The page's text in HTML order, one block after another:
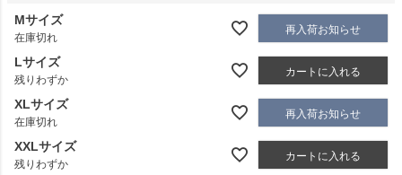
Mサイズ
在庫切れ
再入荷お知らせ
Lサイズ
残りわずか
カートに入れる
XLサイズ
在庫切れ
再入荷お知らせ
XXLサイズ
残りわずか
カートに入れる